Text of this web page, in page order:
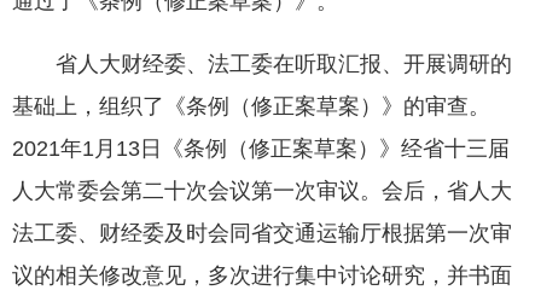
省人大财经委、法工委在听取汇报、开展调研的
基础上，组织了《条例（修正案草案）》的审查。
2021年1月13日《条例（修正案草案）》经省十三届
人大常委会第二十次会议第一次审议。会后，省人大
法工委、财经委及时会同省交通运输厅根据第一次审
议的相关修改意见，多次进行集中讨论研究，并书面